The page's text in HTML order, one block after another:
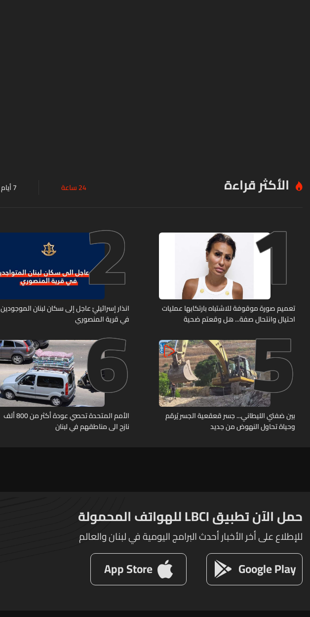
الأكثر قراءة 24 ساعة 7 أيام 1
تعميم صورة موقوفة للاشتباه بارتكابها عمليات
احتيال وانتحال صفة... هل وقعتم ضحية
2
انذار إسرائيليّ عاجل إلى سكان لبنان الموجودين
في قرية المنصوري
5
بين ضفتي الليطاني... جسر قعقعية الجسر يُرمّم
وحياة تحاول النهوض من جديد
6
الأمم المتحدة تحصي عودة أكثر من 800 ألف
نازح الى مناطقهم في لبنان
حمل الآن تطبيق LBCI للهواتف المحمولة
للإطلاع على أخر الأخبار أحدث البرامج اليومية في لبنان والعالم
Google Play
App Store